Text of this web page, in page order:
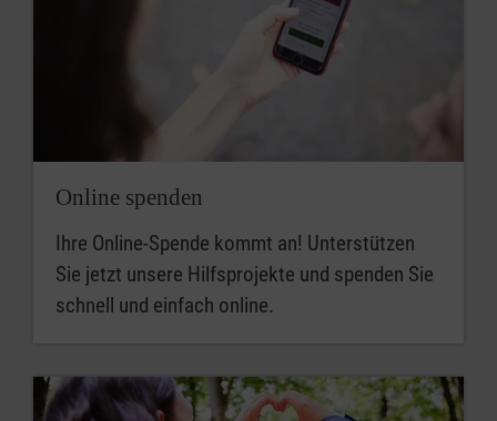
Online spenden
Ihre Online-Spende kommt an! Unterstützen
Sie jetzt unsere Hilfsprojekte und spenden Sie
schnell und einfach online.